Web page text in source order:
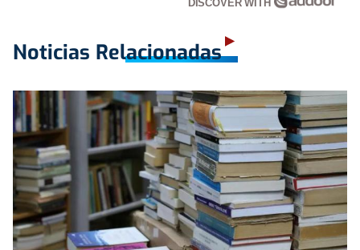
DISCOVER WITH
Noticias Relacionadas